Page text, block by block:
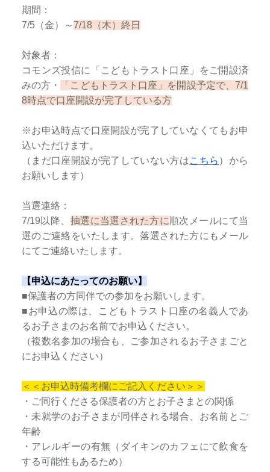
期間：
7/5（金）～7/18（木）終日
対象者：
コモンズ投信に「こどもトラスト口座」をご開設済
みの方・
「こどもトラスト口座」を開設予定で、7/1
8時点で口座開設が完了している方
※お申込時点で口座開設が完了していなくてもお申
込いただけます。
（まだ口座開設が完了していない方はこちら ）から
お願いします）​
当選連絡：
7/19以降、 抽選に当選された方に 順次メールにて当
選のご連絡をいたします。落選された方にもメール
にてご連絡いたします。
【申込にあたってのお願い】
■保護者の方同伴での参加をお願いします。
■お申込の際は、こどもトラスト口座の名義人であ
るお子さまのお名前でお申込ください。
（複数名参加の場合も、ご参加されるお子さまごと
にお申込ください）
＜＜お申込時備考欄にご記入ください＞＞
・ご同行くださる保護者の方とお子さまとの関係
・未就学のお子さまが同伴される場合、お名前とご
年齢
・アレルギーの有無（ダイキンのカフェにて飲食を
する可能性もあるため）